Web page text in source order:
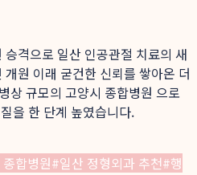
격으로 일산 인공관절 치료의 새
원 이래 굳건한 신뢰를 쌓아온 더
상 규모의 고양시 종합병원 으로
을 한 단계 높였습니다.
합병원#일산 정형외과 추천#행